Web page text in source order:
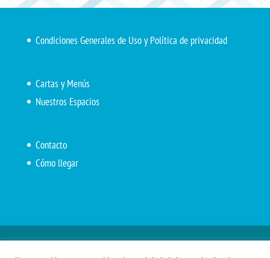
Condiciones Generales de Uso y Política de privacidad
Cartas y Menús
Nuestros Espacios
Contacto
Cómo llegar